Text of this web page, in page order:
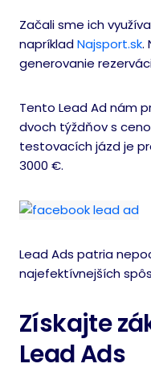
Začali sme ich
napríkladNajsport.sk.
generovanie
Tento Lead Ad nám
dvoch týždňov s
testovacích jázd je
3000 €.
Lead Ads patria
najefektívnejších
Získajte
Lead Ads